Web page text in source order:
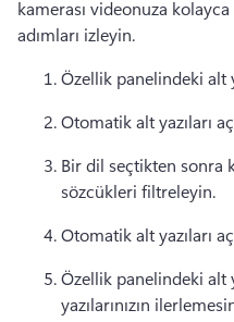
kamerası videonuza kolayca
adımları izleyin.
Özellik panelindeki alt
Otomatik alt yazıları
Bir dil seçtikten sonra
sözcükleri filtreleyin.
Otomatik alt yazıları
Özellik panelindeki alt
yazılarınızın